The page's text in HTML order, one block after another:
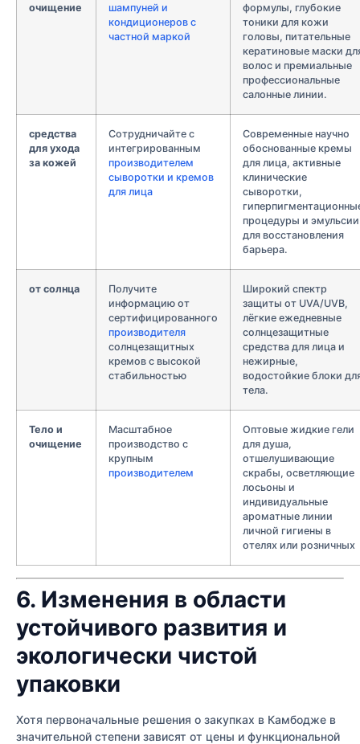
очищение
шампуней и
кондиционеров с
частной маркой
формулы, глубокие
тоники для кожи
головы, питательные
кератиновые маски
волос и премиальные
профессиональные
салонные линии.
средства
для ухода
за кожей
Сотрудничайте с
интегрированным
производителем
сыворотки и кремов
для лица
Современные научно
обоснованные кремы
для лица, активные
клинические
сыворотки,
процедуры и эмульсии
для восстановления
барьера.
от солнца
Получите
информацию от
сертифицированного
производителя
солнцезащитных
кремов с высокой
стабильностью
Широкий спектр
защиты от UVA/UVB,
лёгкие ежедневные
солнцезащитные
средства для лица и
нежирные,
водостойкие блоки
тела.
Тело и
очищение
Масштабное
производство с
крупным
производителем
Оптовые жидкие гели
для душа,
отшелушивающие
скрабы, осветляющие
лосьоны и
индивидуальные
ароматные линии
личной гигиены в
отелях или розничных
6. Изменения в области
устойчивого развития и
экологически чистой
упаковки
Хотя первоначальные решения о закупках в Камбодже в
значительной степени зависят от цены и функциональной